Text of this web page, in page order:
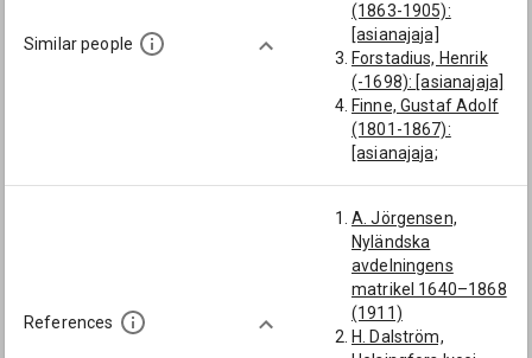
Similar people
(1863-1905):
[asianajaja]
Forstadius, Henrik
(-1698): [asianajaja]
Finne, Gustaf Adolf
(1801-1867):
[asianajaja;
Robert (1863-1896):
[asianajaja]
Meller, Fredrik
Reinhold (1853-
1920): [asianajaja;
Siuntio]
References
A. Jörgensen,
Nyländska
avdelningens
matrikel 1640–1868
(1911)
H. Dalström,